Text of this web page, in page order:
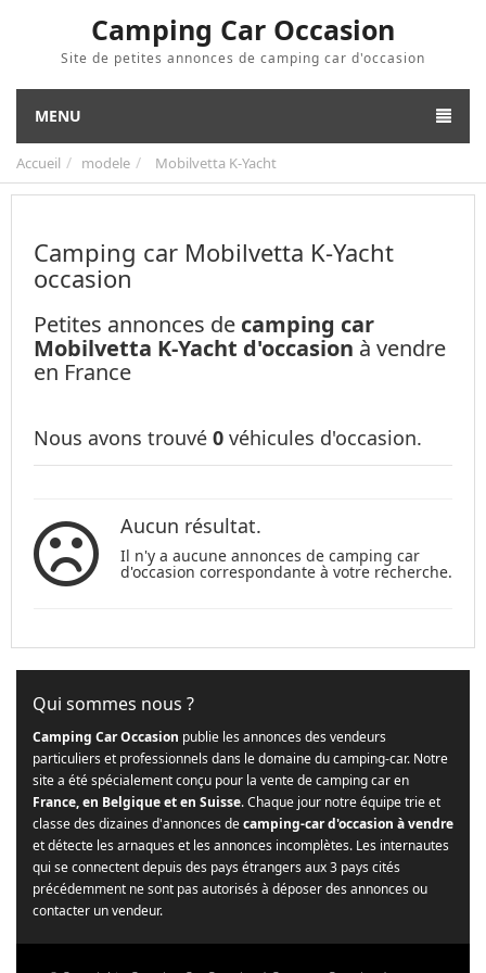
Camping Car Occasion
Site de petites annonces de camping car d'occasion
MENU
Accueil modele Mobilvetta K-Yacht
Camping car Mobilvetta K-Yacht
occasion
Petites annonces de camping car
Mobilvetta K-Yacht d'occasion à vendre
en France
Nous avons trouvé 0 véhicules d'occasion.
Aucun résultat.
Il n'y a aucune annonces de camping car
d'occasion correspondante à votre recherche.
Qui sommes nous ?
Camping Car Occasion publie les annonces des vendeurs
particuliers et professionnels dans le domaine du camping-car. Notre
site a été spécialement conçu pour la vente de camping car en
France, en Belgique et en Suisse. Chaque jour notre équipe trie et
classe des dizaines d'annonces decamping-car d'occasion à vendre
et détecte les arnaques et les annonces incomplètes. Les internautes
qui se connectent depuis des pays étrangers aux 3 pays cités
précédemment ne sont pas autorisés à déposer des annonces ou
contacter un vendeur.